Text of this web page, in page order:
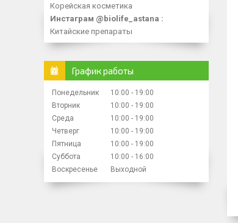
Корейская косметика
Инстаграм @biolife_astana
Китайские препараты
График работы
Понедельник 10:00
19:00
Вторник
10:00
19:00
Среда
10:00
19:00
Четверг
10:00
19:00
Пятница
10:00
19:00
Суббота
10:00
16:00
Воскресенье
Выходной